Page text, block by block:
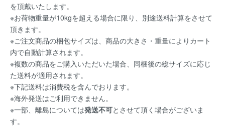
を頂戴いたします。
※お荷物重量が10kgを超える場合に限り、別途送料計算をさせて
頂きます。
※ご注文商品の梱包サイズは、商品の大きさ・重量によりカート
内で自動計算されます。
※複数の商品をご購入いただいた場合、同梱後の総サイズに応じ
た送料が適用されます。
※下記送料は消費税を含んでおります。
※海外発送はご利用できません。
※一部、離島については発送不可とさせて頂く場合がございま
す。